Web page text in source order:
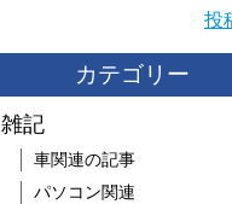
投
カテゴリー
雑記
車関連の記事
パソコン関連